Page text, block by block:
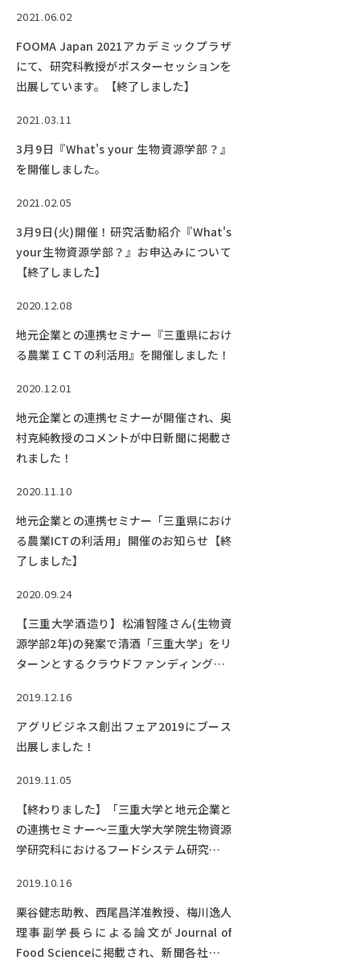
2021.06.02
FOOMA Japan 2021アカデミックプラザ
にて、研究科教授がポスターセッションを
出展しています。【終了しました】
2021.03.11
3月9日『What's your 生物資源学部？』
を開催しました。
2021.02.05
3月9日(火)開催！研究活動紹介『What's
your生物資源学部？』お申込みについて
【終了しました】
2020.12.08
地元企業との連携セミナー『三重県におけ
る農業ＩＣＴの利活用』を開催しました！
2020.12.01
地元企業との連携セミナーが開催され、奥
村克純教授のコメントが中日新聞に掲載さ
れました！
2020.11.10
地元企業との連携セミナー「三重県におけ
る農業ICTの利活用」開催のお知らせ【終
了しました】
2020.09.24
【三重大学酒造り】松浦智隆さん(生物資
源学部2年)の発案で清酒「三重大学」をリ
ターンとするクラウドファンディングを9
2019.12.16
アグリビジネス創出フェア2019にブース
出展しました！
2019.11.05
【終わりました】「三重大学と地元企業と
の連携セミナー～三重大学大学院生物資源
学研究科におけるフードシステム研究～」
2019.10.16
栗谷健志助教、西尾昌洋准教授、梅川逸人
理事副学長らによる論文がJournal of
Food Scienceに掲載され、新聞各社に報